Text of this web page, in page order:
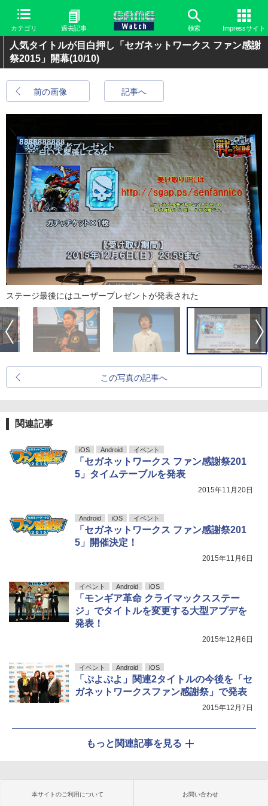
カテゴリ 過去記事 検索 Impressサイト
人気タイトルが目白押し「セガネットワークス ファン感謝
祭2015」開幕(10/10)
前の画像 記事へ
ステージ最後にはユーザープレゼントが発表された
この写真の記事へ
関連記事
iOS Android イベント
「セガネットワークス ファン感謝祭201
5」タイムテーブルを発表
2015年11月20日
Android iOS イベント
「セガネットワークス ファン感謝祭201
5」開催決定！
2015年11月6日
イベント Android iOS
「モンギア革命 クライマックスステー
ジ」でタイトルを変更する大型アプデを
発表！
2015年12月6日
イベント Android iOS
「ぷよぷよ」関連2タイトルの今後を「セ
ガネットワークスファン感謝祭」で発表
2015年12月7日
もっと関連記事を見る
本サイトのご利用について お問い合わせ